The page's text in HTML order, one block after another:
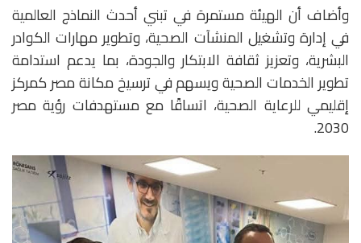
وأضاف أن الهيئة مستمرة في تبني أحدث النماذج العالمية
في إدارة وتشغيل المنشآت الصحية، وتطوير مهارات الكوادر
البشرية، وتعزيز ثقافة الابتكار والجودة، بما يدعم استدامة
تطوير الخدمات الصحية ويسهم في ترسيخ مكانة مصر كمركز
إقليمي للرعاية الصحية، اتساقًا مع مستهدفات رؤية مصر
2030.